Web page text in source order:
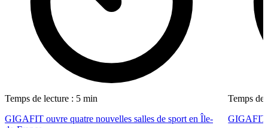
Temps de lecture : 5 min
GIGAFIT ouvre quatre nouvelles salles de sport en Île-
Temps de
GIGAFIT